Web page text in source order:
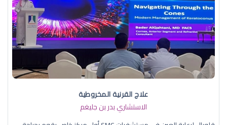
علاج القرنية المخروطية
الاستشاري بدر بن جليغم